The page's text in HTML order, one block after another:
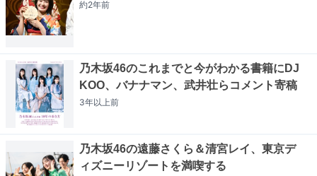
約2年前
乃木坂46のこれまでと今がわかる書籍にDJ
KOO、バナナマン、武井壮らコメント寄稿
3年以上前
乃木坂46の遠藤さくら＆清宮レイ、東京デ
ィズニーリゾートを満喫する